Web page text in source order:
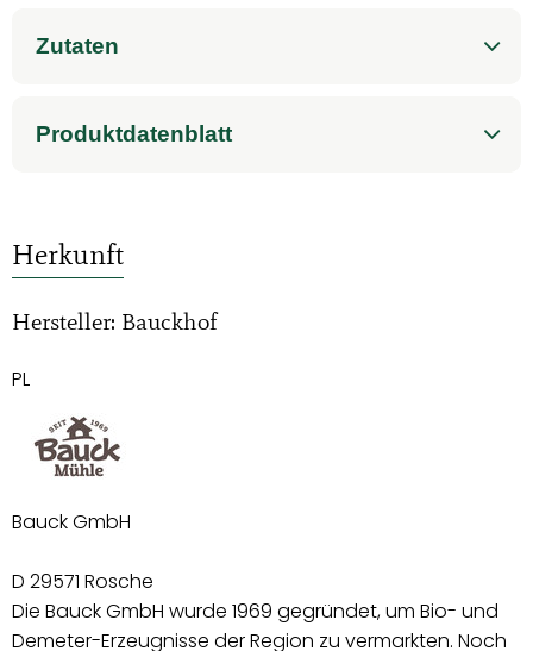
Zutaten
Produktdatenblatt
Herkunft
Hersteller: Bauckhof
PL
Bauck GmbH
D 29571 Rosche
Die Bauck GmbH wurde 1969 gegründet, um Bio- und
Demeter-Erzeugnisse der Region zu vermarkten. Noch